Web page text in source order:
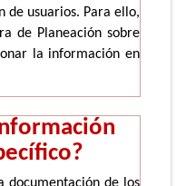
de usuarios. Para ello,
de Planeación sobre
la información en